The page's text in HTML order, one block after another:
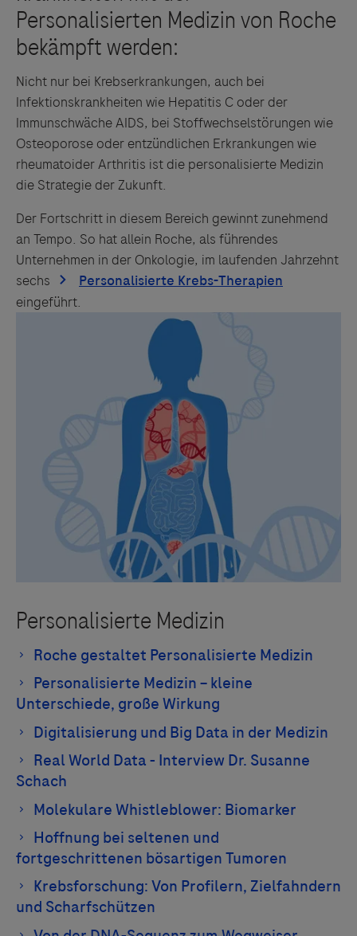
Nicht nur bei Krebserkrankungen, auch bei
Infektionskrankheiten wie Hepatitis C oder der
Immunschwäche AIDS, bei Stoffwechselstörungen wie
Osteoporose oder entzündlichen Erkrankungen wie
rheumatoider Arthritis ist die personalisierte Medizin
die Strategie der Zukunft.
Der Fortschritt in diesem Bereich gewinnt zunehmend
an Tempo. So hat allein Roche, als führendes
Unternehmen in der Onkologie, im laufenden Jahrzehnt
sechs
eingeführt.